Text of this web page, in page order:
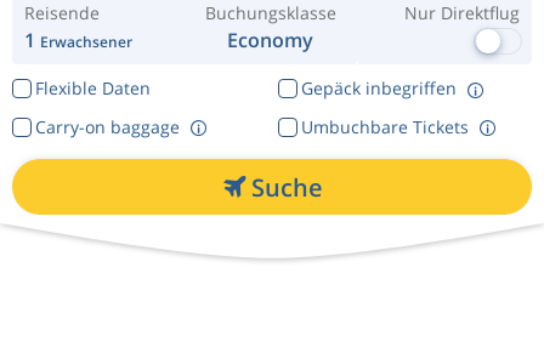
Reisende
1 Erwachsener
Buchungsklasse
Economy
Nur Direktflug
Flexible Daten
Gepäck inbegriffen
Umbuchbare Tickets
Carry-on baggage
Suche